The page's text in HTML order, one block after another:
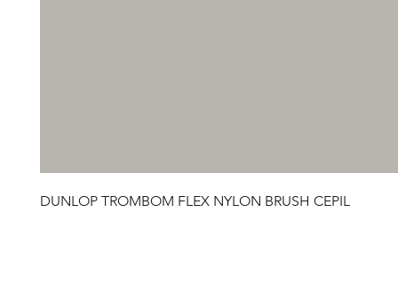
DUNLOP TROMBOM FLEX NYLON BRUSH CEPIL